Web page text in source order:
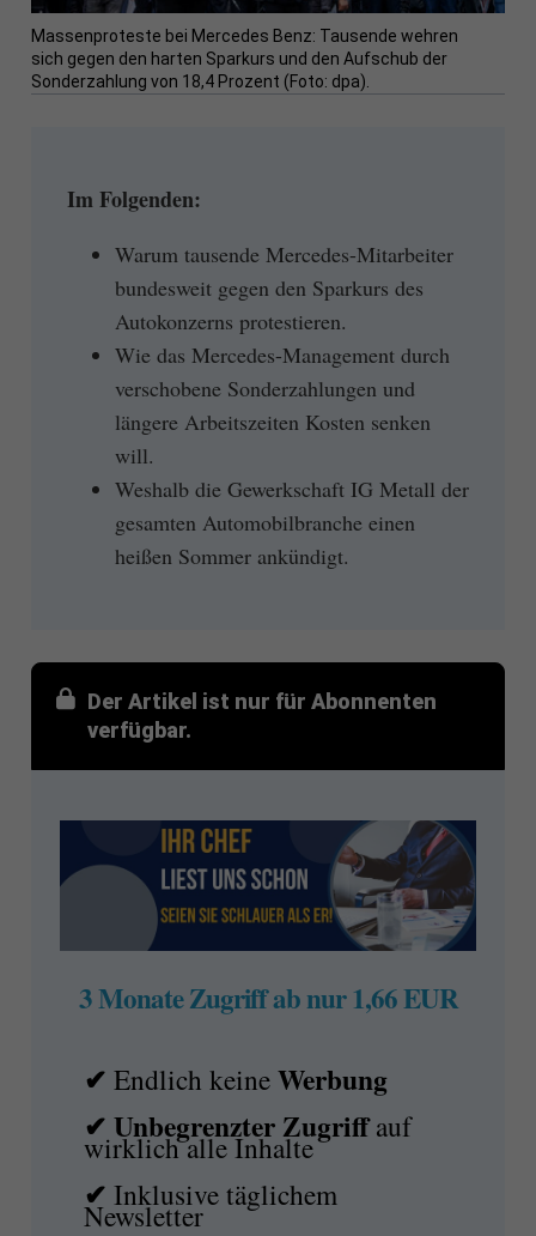
Massenproteste bei Mercedes Benz: Tausende wehren
sich gegen den harten Sparkurs und den Aufschub der
Sonderzahlung von 18,4 Prozent (Foto: dpa).
Im Folgenden:
Warum tausende Mercedes-Mitarbeiter
bundesweit gegen den Sparkurs des
Autokonzerns protestieren.
Wie das Mercedes-Management durch
verschobene Sonderzahlungen und
längere Arbeitszeiten Kosten senken
will.
Weshalb die Gewerkschaft IG Metall der
gesamten Automobilbranche einen
heißen Sommer ankündigt.
Der Artikel ist nur für Abonnenten
verfügbar.
3 Monate Zugriff ab nur 1,66 EUR
✔Endlich keineWerbung
✔ Unbegrenzter Zugriffauf
wirklich alle Inhalte
✔Inklusive täglichem
Newsletter